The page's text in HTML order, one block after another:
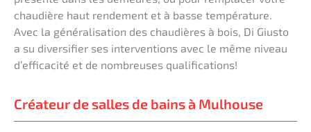
chaudière haut rendement et à basse température.
Avec la généralisation des chaudières à bois, Di Giusto
a su diversifier ses interventions avec le même niveau
d’efficacité et de nombreuses qualifications!
Créateur de salles de bains à Mulhouse